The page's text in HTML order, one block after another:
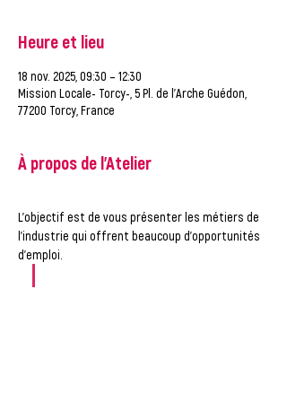
Heure et lieu
18 nov. 2025, 09:30 – 12:30
Mission Locale- Torcy-, 5 Pl. de l'Arche Guédon,
77200 Torcy, France
À propos de l'Atelier
L'objectif est de vous présenter les métiers de
l'industrie qui offrent beaucoup d'opportunités
d'emploi.